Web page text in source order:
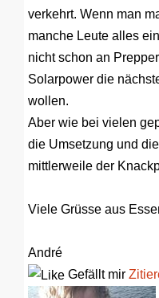
verkehrt. Wenn man
manche Leute alles
nicht schon an
Solarpower die
wollen.
Aber wie bei vielen
die Umsetzung und
mittlerweile der
Viele Grüsse aus
André
Gefällt mir